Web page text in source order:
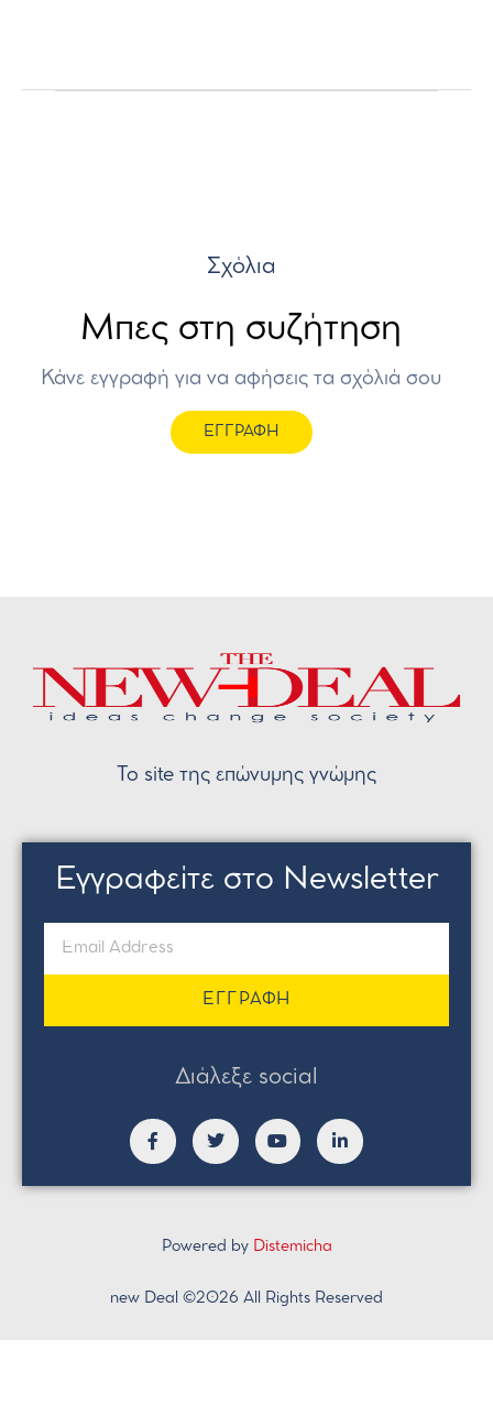
Σχόλια
Μπες στη συζήτηση
Κάνε εγγραφή για να αφήσεις τα σχόλιά σου
ΕΓΓΡΑΦΗ
Το site της επώνυμης γνώμης
Εγγραφείτε στο Newsletter
ΕΓΓΡΑΦΗ
Διάλεξε social
Powered by Distemicha
new Deal ©2026 All Rights Reserved